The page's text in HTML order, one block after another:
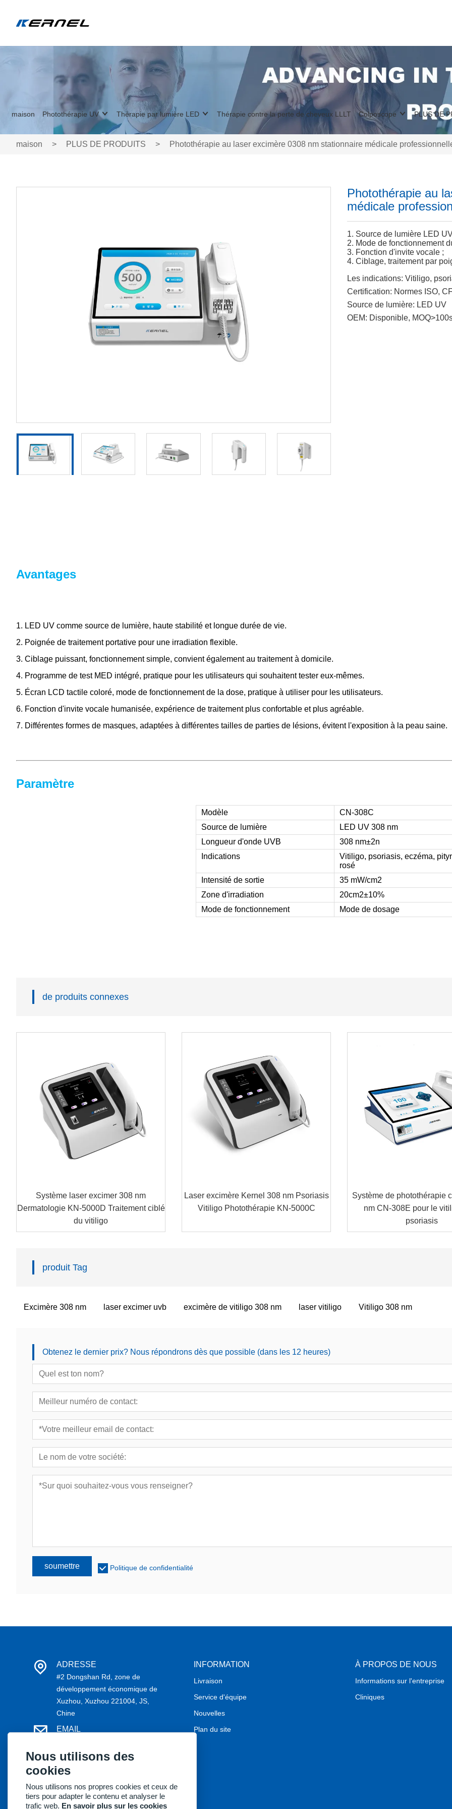
maison Photothérapie UV Thérapie par lumière LED Thérapie contre la perte de cheveux LLLT Colposcope PLUS DE
maison > PLUS DE PRODUITS > Photothérapie au laser excimère 0308 nm stationnaire médicale
Photothérapie au
médicale
1. Source de lumière LED
2. Mode de fonctionnement
3. Fonction d'invite vocale ;
4. Ciblage, traitement par
Les indications: Vitiligo,
Certification: Normes ISO,
Source de lumière: LED UV
OEM: Disponible,
Avantages
1. LED UV comme source de lumière, haute stabilité et longue durée de vie.
2. Poignée de traitement portative pour une irradiation flexible.
3. Ciblage puissant, fonctionnement simple, convient également au traitement à domicile.
4. Programme de test MED intégré, pratique pour les utilisateurs qui souhaitent tester eux-mêmes.
5. Écran LCD tactile coloré, mode de fonctionnement de la dose, pratique à utiliser pour les utilisateurs.
6. Fonction d'invite vocale humanisée, expérience de traitement plus confortable et plus agréable.
7. Différentes formes de masques, adaptées à différentes tailles de parties de lésions, évitent l'exposition à la peau saine.
Paramètre
Modèle
CN-308C
Source de lumière
LED UV 308 nm
Longueur d'onde UVB
308 nm±2n
Indications
Vitiligo, psoriasis, eczéma,
rosé
Intensité de sortie
35 mW/cm2
Zone d'irradiation
20cm2±10%
Mode de fonctionnement
Mode de dosage
de produits connexes
Système laser excimer 308 nm
Dermatologie KN-5000D Traitement ciblé
du vitiligo
Laser excimère Kernel 308 nm Psoriasis
Vitiligo Photothérapie KN-5000C
Système de photothérapie
nm CN-308E pour le
psoriasis
produit Tag
Excimère 308 nm laser excimer uvb excimère de vitiligo 308 nm laser vitiligo Vitiligo 308 nm
Obtenez le dernier prix? Nous répondrons dès que possible (dans les 12 heures)
soumettre Politique de confidentialité
ADRESSE
#2 Dongshan Rd, zone de
développement économique de
Xuzhou, Xuzhou 221004, JS,
Chine
EMAIL
service@kernelmed.com
TÉLÉPHONE
INFORMATION
Livraison
Service d'équipe
Nouvelles
Plan du site
À PROPOS DE NOUS
Informations sur l'entreprise
Cliniques
Nous utilisons des
cookies
Nous utilisons nos propres cookies et ceux de
tiers pour adapter le contenu et analyser le
trafic web. En savoir plus sur les cookies